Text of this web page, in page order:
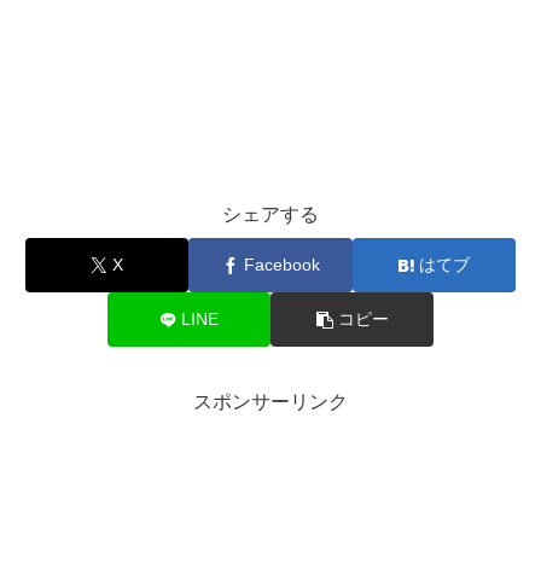
シェアする
X Facebook はてブ
LINE コピー
スポンサーリンク